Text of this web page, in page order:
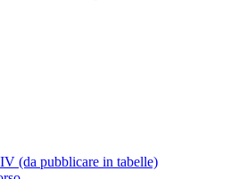
(da pubblicare in tabelle)